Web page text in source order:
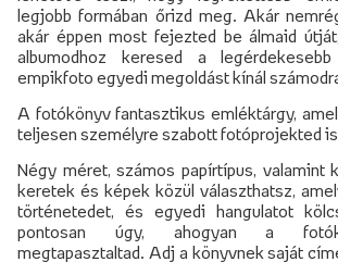
legjobb formában őrizd meg. Akár
akár éppen most fejezted be álmaid
albumodhoz keresed a
empikfoto egyedi megoldást kínál
A fotókönyv fantasztikus emléktárgy,
teljesen személyre szabott fotóprojekted is
Négy méret, számos papírtípus, valamint
keretek és képek közül választhatsz,
történetedet, és egyedi hangulatot
pontosan úgy, ahogyan a
megtapasztaltad. Adj a könyvnek saját